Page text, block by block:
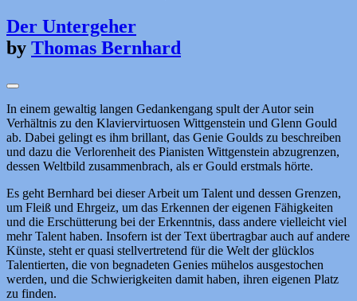
Der Untergeher
by Thomas Bernhard
In einem gewaltig langen Gedankengang spult der Autor sein
Verhältnis zu den Klaviervirtuosen Wittgenstein und Glenn Gould
ab. Dabei gelingt es ihm brillant, das Genie Goulds zu beschreiben
und dazu die Verlorenheit des Pianisten Wittgenstein abzugrenzen,
dessen Weltbild zusammenbrach, als er Gould erstmals hörte.
Es geht Bernhard bei dieser Arbeit um Talent und dessen Grenzen,
um Fleiß und Ehrgeiz, um das Erkennen der eigenen Fähigkeiten
und die Erschütterung bei der Erkenntnis, dass andere vielleicht viel
mehr Talent haben. Insofern ist der Text übertragbar auch auf andere
Künste, steht er quasi stellvertretend für die Welt der glücklos
Talentierten, die von begnadeten Genies mühelos ausgestochen
werden, und die Schwierigkeiten damit haben, ihren eigenen Platz
zu finden.